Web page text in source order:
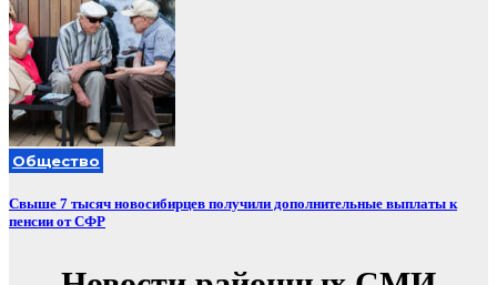
Общество
Свыше 7 тысяч новосибирцев получили дополнительные выплаты к
пенсии от СФР